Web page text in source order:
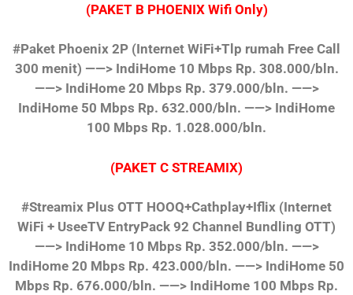
(PAKET B PHOENIX Wifi Only)
#Paket Phoenix 2P (Internet WiFi+Tlp rumah Free Call
300 menit) ——> IndiHome 10 Mbps Rp. 308.000/bln.
——> IndiHome 20 Mbps Rp. 379.000/bln. ——>
IndiHome 50 Mbps Rp. 632.000/bln. ——> IndiHome
100 Mbps Rp. 1.028.000/bln.
(PAKET C STREAMIX)
#Streamix Plus OTT HOOQ+Cathplay+Iflix (Internet
WiFi + UseeTV EntryPack 92 Channel Bundling OTT)
——> IndiHome 10 Mbps Rp. 352.000/bln. ——>
IndiHome 20 Mbps Rp. 423.000/bln. ——> IndiHome 50
Mbps Rp. 676.000/bln. ——> IndiHome 100 Mbps Rp.